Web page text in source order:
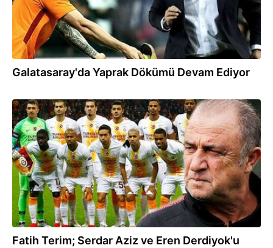
Galatasaray'da Yaprak Dökümü Devam Ediyor
28.12.2018
Fatih Terim; Serdar Aziz ve Eren Derdiyok'u